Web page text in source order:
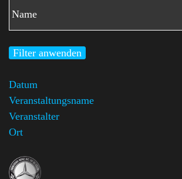
Filter anwenden
Datum
Veranstaltungsname
Veranstalter
Ort